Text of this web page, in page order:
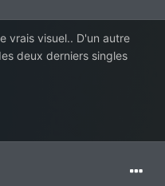
vrais visuel.. D'un autre
deux derniers singles